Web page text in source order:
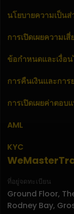
ที่อยู่จดทะเบียน
Ground Floor,
Rodney Bay,
นโยบายความเป็น
การเปิดเผยความเสี่
ข้อกำหนดและเงื่อ
การคืนเงินและการ
การเปิดเผยค่าตอ
AML
KYC